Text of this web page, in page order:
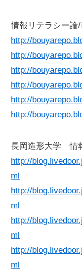
情報リテラシー論
http://
http://
http://
http://
http://
http://
長岡造形大学 情
http://
ml
http://
ml
http://
ml
http://
ml